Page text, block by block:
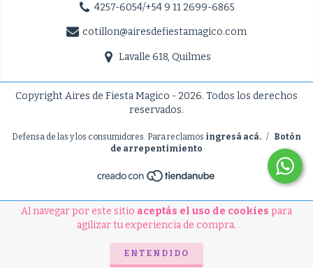
Al navegar por este sitio aceptás el uso de cookies para
agilizar tu experiencia de compra.
ENTENDIDO
4257-6054/+54 9 11 2699-6865
cotillon@airesdefiestamagico.com
Lavalle 618, Quilmes
Copyright Aires de Fiesta Magico - 2026. Todos los derechos
reservados.
Defensa de las y los consumidores. Para reclamos ingresá acá. / Botón
de arrepentimiento